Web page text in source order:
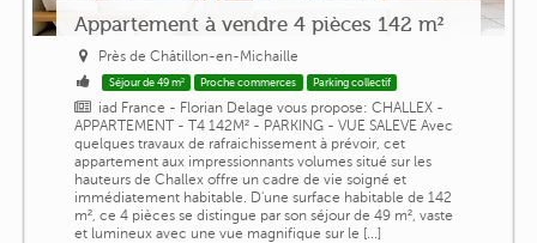
Appartement à vendre 4 pièces 142 m²
Près de Châtillon-en-Michaille
Séjour de 49 m² Proche commerces Parking collectif
iad France - Florian Delage vous propose: CHALLEX -
APPARTEMENT - T4 142M² - PARKING - VUE SALEVE Avec
quelques travaux de rafraichissement à prévoir, cet
appartement aux impressionnants volumes situé sur les
hauteurs de Challex offre un cadre de vie soigné et
immédiatement habitable. D'une surface habitable de 142
m², ce 4 pièces se distingue par son séjour de 49 m², vaste
et lumineux avec une vue magnifique sur le [...]